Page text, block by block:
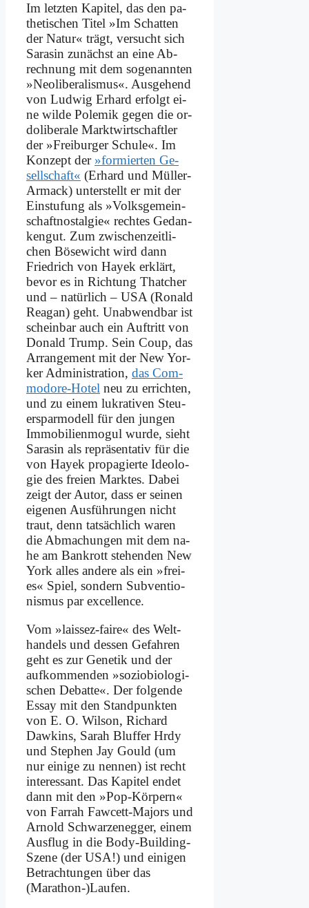
Im letz­ten Ka­pi­tel, das den pa­
the­ti­schen Ti­tel »Im Schat­ten
der Na­tur« trägt, ver­sucht sich
Sa­ra­sin zu­nächst an ei­ne Ab­
rech­nung mit dem so­ge­nann­ten
»Neo­li­be­ra­lis­mus«. Aus­ge­hend
von Lud­wig Er­hard er­folgt ei­
ne wil­de Po­le­mik ge­gen die or­
do­li­be­ra­le Markt­wirt­schaft­ler
der »Frei­bur­ger Schu­le«. Im
Kon­zept der »for­mier­ten Ge­
sell­schaft« (Er­hard und Mül­ler-
Arm­ack) un­ter­stellt er mit der
Ein­stu­fung als »Volks­ge­mein­
schaft­nost­al­gie« rech­tes Ge­dan­
ken­gut. Zum zwi­schen­zeit­li­
chen Bö­se­wicht wird dann
Fried­rich von Hay­ek er­klärt,
be­vor es in Rich­tung That­cher
und – na­tür­lich – USA (Ro­nald
Rea­gan) geht. Un­ab­wend­bar ist
schein­bar auch ein Auf­tritt von
Do­nald Trump. Sein Coup, das
Ar­ran­ge­ment mit der New Yor­
ker Ad­mi­ni­stra­ti­on, das Com­
mo­do­re-Ho­tel neu zu er­rich­ten,
und zu ei­nem lu­kra­ti­ven Steu­
er­spar­mo­dell für den jun­gen
Im­mo­bi­li­en­mo­gul wur­de, sieht
Sa­ra­sin als re­prä­sen­ta­tiv für die
von Hay­ek pro­pa­gier­te Ideo­lo­
gie des frei­en Mark­tes. Da­bei
zeigt der Au­tor, dass er sei­nen
ei­ge­nen Aus­füh­run­gen nicht
traut, denn tat­säch­lich wa­ren
die Ab­ma­chun­gen mit dem na­
he am Bank­rott ste­hen­den New
York al­les an­de­re als ein »frei­
es« Spiel, son­dern Sub­ven­tio­
nis­mus par ex­cel­lence.
Vom »lais­sez-fai­re« des Welt­
han­dels und des­sen Ge­fah­ren
geht es zur Ge­ne­tik und der
auf­kom­men­den »so­zio­bio­lo­gi­
schen De­bat­te«. Der fol­gen­de
Es­say mit den Stand­punk­ten
von E. O. Wil­son, Ri­chard
Daw­kins, Sa­rah Bluf­fer Hr­dy
und Ste­phen Jay Gould (um
nur ei­ni­ge zu nen­nen) ist recht
in­ter­es­sant. Das Ka­pi­tel en­det
dann mit den »Pop-Kör­pern«
von Farr­ah Faw­cett-Ma­jors und
Ar­nold Schwar­zen­eg­ger, ei­nem
Aus­flug in die Bo­dy-Buil­ding-
Sze­ne (der USA!) und ei­ni­gen
Be­trach­tun­gen über das
(Marathon-)Laufen.